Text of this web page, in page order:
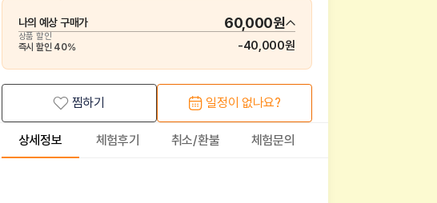
나의 예상 구매가 60,000원
상품 할인
즉시 할인 40% -40,000원
찜하기 일정이 없나요?
상세정보 체험후기 취소/환불 체험문의